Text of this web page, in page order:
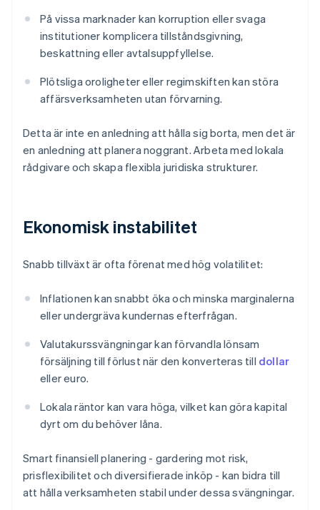
På vissa marknader kan korruption eller svaga
institutioner komplicera tillståndsgivning,
beskattning eller avtalsuppfyllelse.
Plötsliga oroligheter eller regimskiften kan störa
affärsverksamheten utan förvarning.
Detta är inte en anledning att hålla sig borta, men det är
en anledning att planera noggrant. Arbeta med lokala
rådgivare och skapa flexibla juridiska strukturer.
Ekonomisk instabilitet
Snabb tillväxt är ofta förenat med hög volatilitet:
Inflationen kan snabbt öka och minska marginalerna
eller undergräva kundernas efterfrågan.
Valutakurssvängningar kan förvandla lönsam
försäljning till förlust när den konverteras till dollar
eller euro.
Lokala räntor kan vara höga, vilket kan göra kapital
dyrt om du behöver låna.
Smart finansiell planering - gardering mot risk,
prisflexibilitet och diversifierade inköp - kan bidra till
att hålla verksamheten stabil under dessa svängningar.